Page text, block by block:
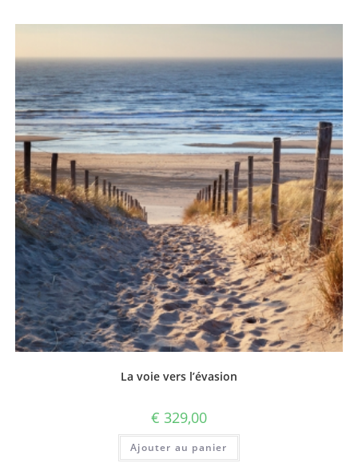
La voie vers l’évasion
€ 329,00
Ajouter au panier